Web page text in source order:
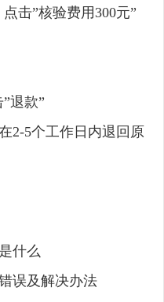
击”核验费用300元”
退款”
2-5个工作日内退回原
什么
误及解决办法